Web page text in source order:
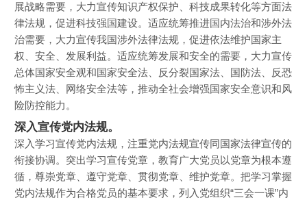
展战略需要，大力宣传知识产权保护、科技成果转化等方面法
律法规，促进科技强国建设。适应统筹推进国内法治和涉外法
治需要，大力宣传我国涉外法律法规，促进依法维护国家主
权、安全、发展利益。适应统筹发展和安全的需要，大力宣传
总体国家安全观和国家安全法、反分裂国家法、国防法、反恐
怖主义法、网络安全法等，推动全社会增强国家安全意识和风
险防控能力。
深入宣传党内法规。
深入学习宣传党内法规，注重党内法规宣传同国家法律宣传的
衔接协调。突出学习宣传党章，教育广大党员以党章为根本遵
循，尊崇党章、遵守党章、贯彻党章、维护党章。把学习掌握
党内法规作为合格党员的基本要求，列入党组织“三会一课”内